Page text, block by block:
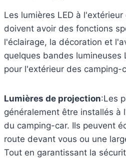
Les lumières LED à
doivent avoir des fonctions
l'éclairage, la décoration et
quelques bandes lumineuses
pour l'extérieur des camping-
Lumières de projection:Les
généralement être installés à
du camping-car. Ils peuvent
route devant vous ou une
Tout en garantissant la